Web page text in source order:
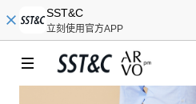
SST&C
立刻使用官方APP